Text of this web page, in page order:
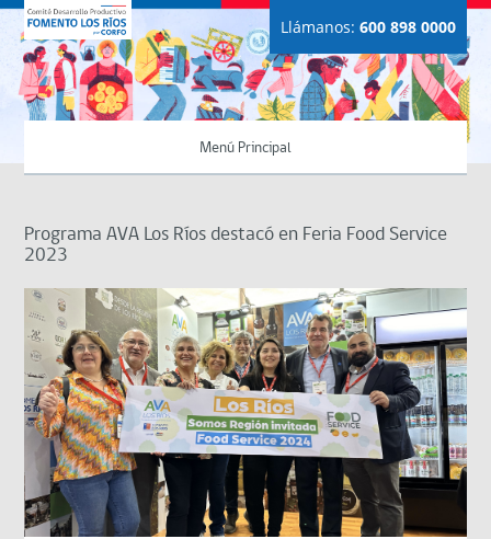
Llámanos: 600 898 0000
Menú Principal
Programa AVA Los Ríos destacó en Feria Food Service
2023